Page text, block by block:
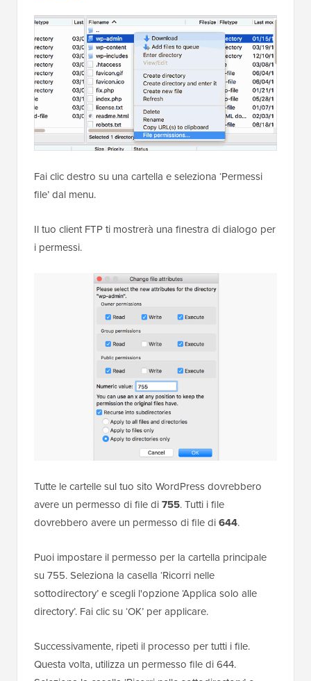
Fai clic destro su una cartella e seleziona ‘Permessi
file’ dal menu.
Il tuo client FTP ti mostrerà una finestra di dialogo per
i permessi.
Tutte le cartelle sul tuo sito WordPress dovrebbero
avere un permesso di file di755. Tutti i file
dovrebbero avere un permesso di file di644.
Puoi impostare il permesso per la cartella principale
su 755. Seleziona la casella ‘Ricorri nelle
sottodirectory’ e scegli l'opzione ‘Applica solo alle
directory’. Fai clic su ‘OK’ per applicare.
Successivamente, ripeti il processo per tutti i file.
Questa volta, utilizza un permesso file di 644.